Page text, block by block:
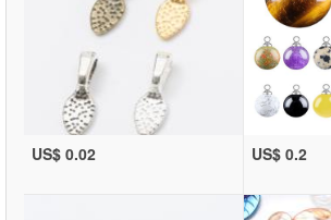
US$ 0.02 US$ 0.2